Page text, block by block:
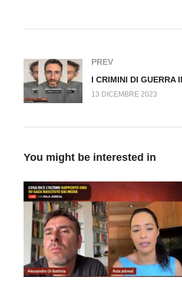
PREV
13 DICEMBRE 2023
You might be interested in